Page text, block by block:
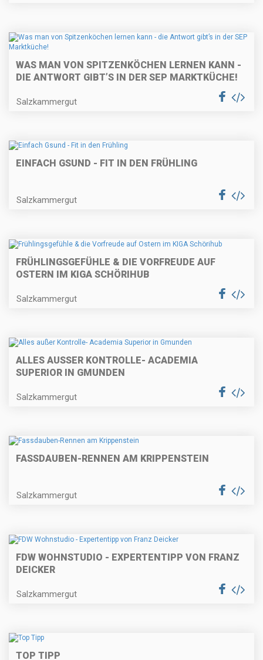
WAS MAN VON SPITZENKÖCHEN LERNEN KANN -
DIE ANTWORT GIBT’S IN DER SEP MARKTKÜCHE!
Salzkammergut
EINFACH GSUND - FIT IN DEN FRÜHLING
Salzkammergut
FRÜHLINGSGEFÜHLE & DIE VORFREUDE AUF
OSTERN IM KIGA SCHÖRIHUB
Salzkammergut
ALLES AUSSER KONTROLLE- ACADEMIA S
UPERIOR IN GMUNDEN
Salzkammergut
FASSDAUBEN-RENNEN AM KRIPPENSTEIN
Salzkammergut
FDW WOHNSTUDIO - EXPERTENTIPP VON FRANZ
DEICKER
Salzkammergut
TOP TIPP